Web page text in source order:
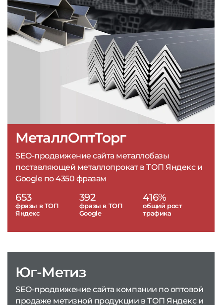
МеталлОптТорг
SEO-продвижение сайта металлобазы
поставляющей металлопрокат в ТОП Яндекс и
Google по 4350 фразам
653
фразы в ТОП
Яндекс
392
фразы в ТОП
Google
416%
общий рост
трафика
Юг-Метиз
SEO-продвижение сайта компании по оптовой
продаже метизной продукции в ТОП Яндекс и